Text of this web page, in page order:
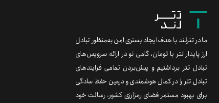
ما در تترلند با هدف ایجاد بستری امن به‌منظور تبادل
ارز پایدار تتر با تومان، گامی نو در ارائه سرویس‌های
تبادل تتر برداشتیم و پیش‌بردن تمامی فرایندهای
تبادل تتر را در کمال هوشمندی و درعین حفظ سادگی
برای بهبود مستمر فضای رمزارزی کشور، رسالت خود